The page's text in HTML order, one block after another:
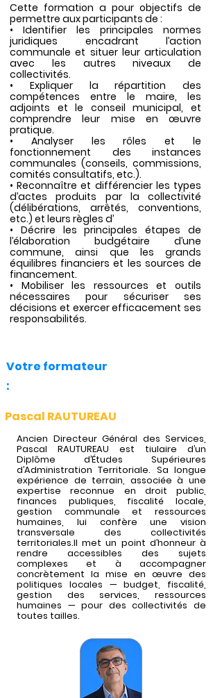
Cette formation a pour objectifs de
permettre aux participants de :
• Identifier les principales normes
juridiques encadrant l’action
communale et situer leur articulation
avec les autres niveaux de
collectivités.
• Expliquer la répartition des
compétences entre le maire, les
adjoints et le conseil municipal, et
comprendre leur mise en œuvre
pratique.
• Analyser les rôles et le
fonctionnement des instances
communales (conseils, commissions,
comités consultatifs, etc.).
• Reconnaître et différencier les types
d’actes produits par la collectivité
(délibérations, arrêtés, conventions,
etc.) et leurs règles d’
• Décrire les principales étapes de
l’élaboration budgétaire d’une
commune, ainsi que les grands
équilibres financiers et les sources de
financement.
• Mobiliser les ressources et outils
nécessaires pour sécuriser ses
décisions et exercer efficacement ses
responsabilités.
Votre formateur
:
Pascal RAUTUREAU
Ancien Directeur Général des Services,
Pascal RAUTUREAU est tiulaire d’un
Diplôme d’Études Supérieures
d’Administration Territoriale. Sa longue
expérience de terrain, associée à une
expertise reconnue en droit public,
finances publiques, fiscalité locale,
gestion communale et ressources
humaines, lui confère une vision
transversale des collectivités
territoriales.Il met un point d’honneur à
rendre accessibles des sujets
complexes et à accompagner
concrètement la mise en œuvre des
politiques locales — budget, fiscalité,
gestion des services, ressources
humaines — pour des collectivités de
toutes tailles.